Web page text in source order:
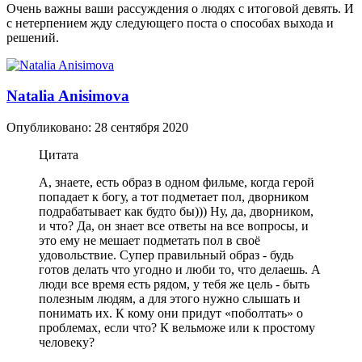
Очень важны ваши рассуждения о людях с итоговой девять. И
с нетерпением жду следующего поста о способах выхода и
решений.
Natalia Anisimova
Опубликовано: 28 сентября 2020
Цитата
А, знаете, есть образ в одном фильме, когда герой
попадает к богу, а тот подметает пол, дворником
подрабатывает как будто бы))) Ну, да, дворником,
и что? Да, он знает все ответы на все вопросы, и
это ему не мешает подметать пол в своё
удовольствие. Супер правильный образ - будь
готов делать что угодно и люби то, что делаешь. А
люди все время есть рядом, у тебя же цель - быть
полезным людям, а для этого нужно слышать и
понимать их. К кому они придут «поболтать» о
проблемах, если что? К вельможе или к простому
человеку?